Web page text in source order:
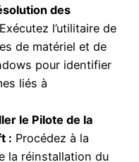
des
Exécutez l’utilitaire de
de matériel et de
pour identifier
liés à
le Pilote de la
: Procédez à la
la réinstallation du